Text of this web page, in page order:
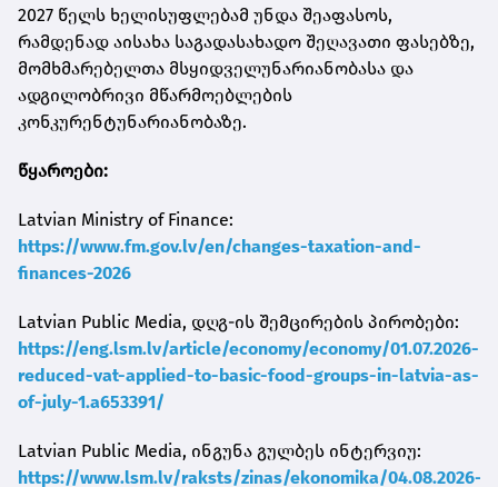
2027 წელს ხელისუფლებამ უნდა შეაფასოს,
რამდენად აისახა საგადასახადო შეღავათი ფასებზე,
მომხმარებელთა მსყიდველუნარიანობასა და
ადგილობრივი მწარმოებლების
კონკურენტუნარიანობაზე.
წყაროები:
Latvian Ministry of Finance:
https://www.fm.gov.lv/en/changes-taxation-and-
finances-2026
Latvian Public Media, დღგ-ის შემცირების პირობები:
https://eng.lsm.lv/article/economy/economy/01.07.2026-
reduced-vat-applied-to-basic-food-groups-in-latvia-as-
of-july-1.a653391/
Latvian Public Media, ინგუნა გულბეს ინტერვიუ:
https://www.lsm.lv/raksts/zinas/ekonomika/04.08.2026-